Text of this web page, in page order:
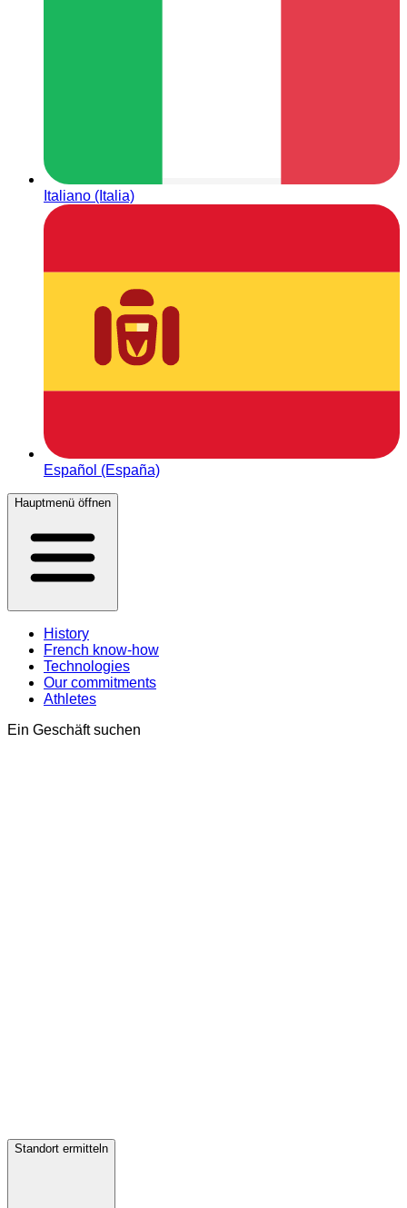
Italiano (Italia)
Español (España)
Hauptmenü öffnen
History
French know-how
Technologies
Our commitments
Athletes
Ein Geschäft suchen
Standort ermitteln